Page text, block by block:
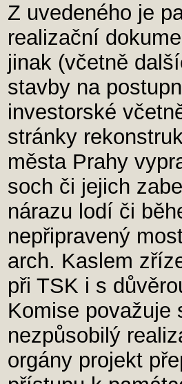
Z uvedeného je
realizační
jinak (včetně
stavby na
investorské
stránky
města Prahy
soch či jejich
nárazu lodí či
nepřipravený
arch. Kaslem
při TSK i s
Komise považuje
nezpůsobilý
orgány projekt